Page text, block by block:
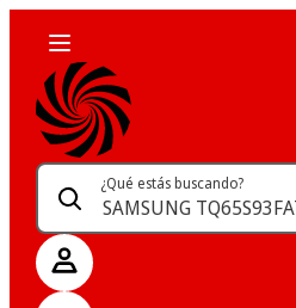
¿Qué estás buscando?